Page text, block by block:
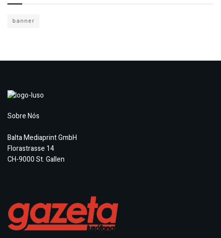
banner
Sobre Nós
Balta Mediaprint GmbH
Florastrasse 14
CH-9000 St. Gallen